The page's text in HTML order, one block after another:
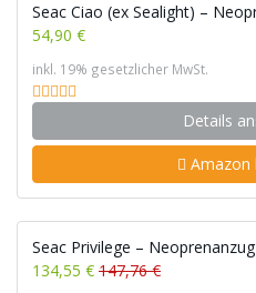
Seac Ciao (ex Sealight) –
54,90 €
inkl. 19% gesetzlicher MwSt.
Details
Amazon
Seac Privilege –
134,55 € 147,76 €